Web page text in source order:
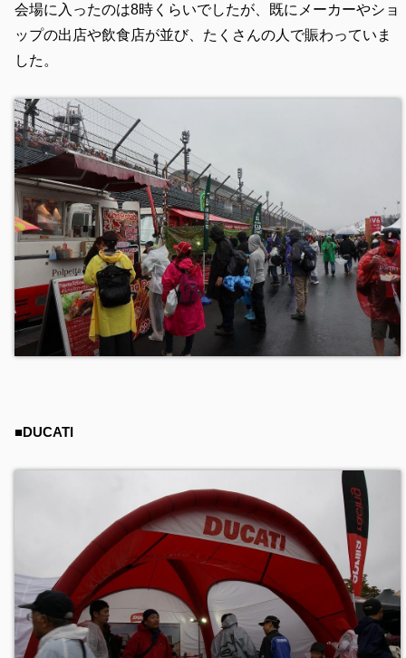
会場に入ったのは8時くらいでしたが、既にメーカーやショ
ップの出店や飲食店が並び、たくさんの人で賑わっていま
した。
■DUCATI